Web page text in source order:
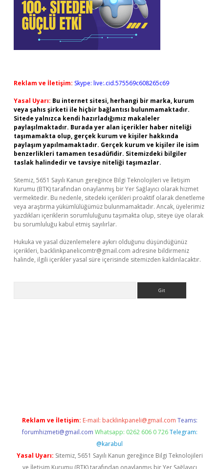
Reklam ve İletişim: Skype: live:.cid.575569c608265c69
Yasal Uyarı: Bu internet sitesi, herhangi bir marka, kurum
veya şahıs şirketi ile hiçbir bağlantısı bulunmamaktadır.
Sitede yalnızca kendi hazırladığımız makaleler
paylaşılmaktadır. Burada yer alan içerikler haber niteliği
taşımamakta olup, gerçek kurum ve kişiler hakkında
paylaşım yapılmamaktadır. Gerçek kurum ve kişiler ile isim
benzerlikleri tamamen tesadüfidir. Sitemizdeki bilgiler
taslak halindedir ve tavsiye niteliği taşımazlar.
Sitemiz, 5651 Sayılı Kanun gereğince Bilgi Teknolojileri ve İletişim
Kurumu (BTK) tarafından onaylanmış bir Yer Sağlayıcı olarak hizmet
vermektedir. Bu nedenle, sitedeki içerikleri proaktif olarak denetleme
veya araştırma yükümlülüğümüz bulunmamaktadır. Ancak, üyelerimiz
yazdıkları içeriklerin sorumluluğunu taşımakta olup, siteye üye olarak
bu sorumluluğu kabul etmiş sayılırlar.
Hukuka ve yasal düzenlemelere aykırı olduğunu düşündüğünüz
içerikleri, backlinkpanelicomtr@gmail.com adresine bildirmeniz
halinde, ilgili içerikler yasal süre içerisinde sitemizden kaldırılacaktır.
Reklam ve İletişim: E-mail: backlinkpaneli@gmail.com Teams:
forumhizmeti@gmail.com Whatsapp: 0262 606 0 726 Telegram:
@karabul
Yasal Uyarı: Sitemiz, 5651 Sayılı Kanun gereğince Bilgi Teknolojileri
ve İletişim Kurumu (BTK) tarafından onaylanmış bir Yer Sağlayıcı